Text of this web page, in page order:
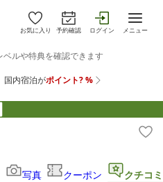
お気に入り 予約確認 ログイン メニュー
写真 クーポン クチコミ